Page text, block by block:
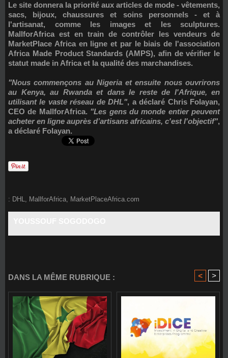
Le site donnera la priorité aux articles de mode - vêtements,
sacs, bijoux, chaussures et soins personnels - et à
l'artisanat, comme les images et les sculptures.
MallforAfrica est en train de contrôler les vendeurs de
MarketPlace Africa en ligne et par le biais de l'association
Africa Made Product Standards (AMPS), afin de vérifier le
statut made in Africa et la qualité des marchandises.
"Nous commençons au Nigeria et ensuite nous ouvrirons
au Kenya, au Rwanda et dans le reste de l'Afrique, en
utilisant le vaste réseau de DHL", a déclaré Chris Folayan,
CEO de MallforAfrica. "Les gens du monde entier peuvent
acheter en ligne auprès d’artisans africains, c'est l'objectif",
a déclaré Folayan.
: DHL, MallforAfrica, MarketPlaceAfrica.com
DANS LA MÊME RUBRIQUE : < >